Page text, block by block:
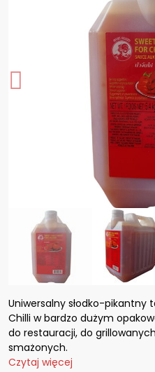
Uniwersalny słodko-pikantny
Chilli w bardzo dużym
do restauracji, do
smażonych.
Czytaj więcej